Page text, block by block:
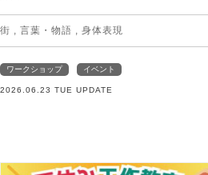
街 言葉・物語 身体表現
ワークショップ イベント
2026.06.23 TUE UPDATE